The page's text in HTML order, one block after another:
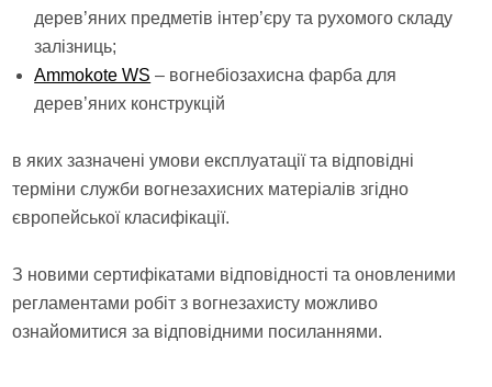
дерев’яних предметів інтер’єру та рухомого складу
залізниць;
Ammokote WS – вогнебіозахисна фарба для
дерев’яних конструкцій
в яких зазначені умови експлуатації та відповідні
терміни служби вогнезахисних матеріалів згідно
європейської класифікації.
З новими сертифікатами відповідності та оновленими
регламентами робіт з вогнезахисту можливо
ознайомитися за відповідними посиланнями.